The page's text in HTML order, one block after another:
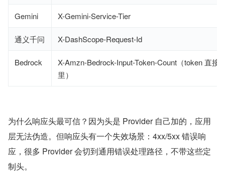
Gemini X-Gemini-Service-Tier
通义千问 X-DashScope-Request-Id
Bedrock
X-Amzn-Bedrock-Input-Token-Count（token 直接
里）
为什么响应头最可信？因为头是 Provider 自己加的，应用
层无法伪造。但响应头有一个失效场景：4xx/5xx 错误响
应，很多 Provider 会切到通用错误处理路径，不带这些定
制头。